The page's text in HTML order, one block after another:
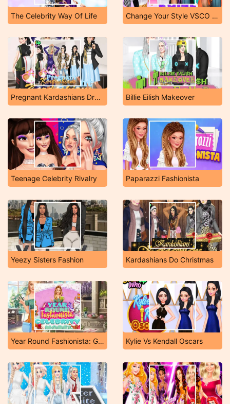
The Celebrity Way Of Life Change Your Style VSCO vs E-Girl
Pregnant Kardashians Dress Up Game Billie Eilish Makeover
Teenage Celebrity Rivalry Paparazzi Fashionista
Yeezy Sisters Fashion Kardashians Do Christmas
Year Round Fashionista: Gigi Hadid Kylie Vs Kendall Oscars